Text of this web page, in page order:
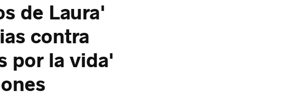
de Laura'
contra
por la vida'